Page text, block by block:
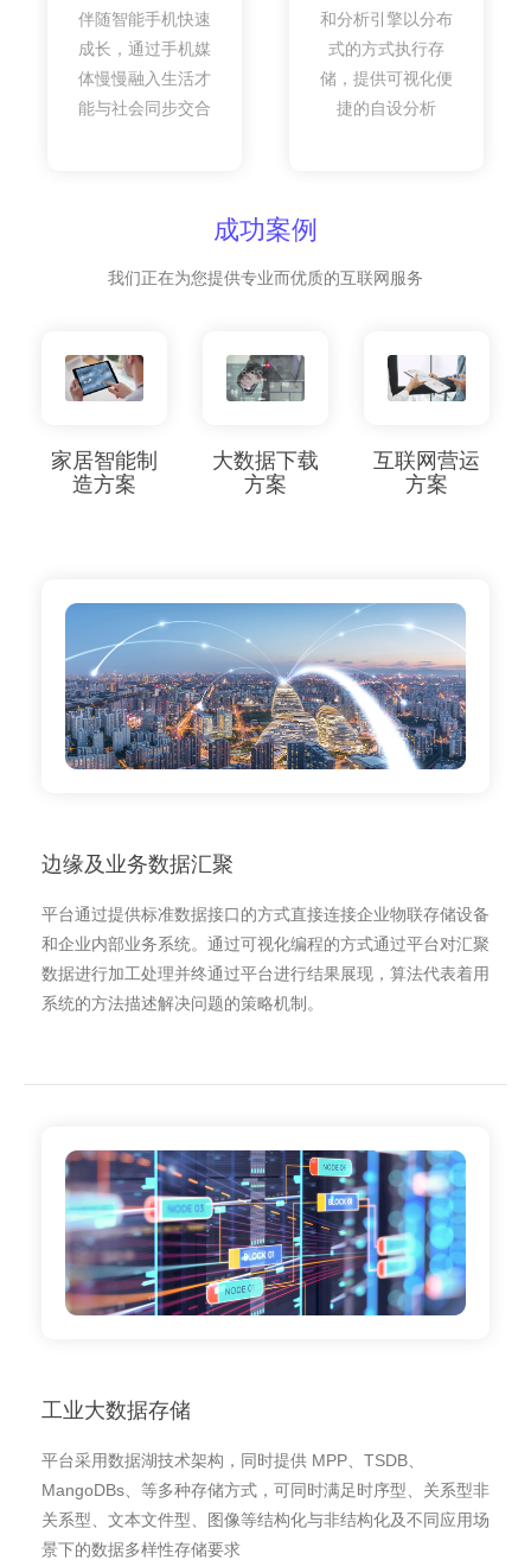
伴随智能手机快速
成长，通过手机媒
体慢慢融入生活才
能与社会同步交合
和分析引擎以分布
式的方式执行存
储，提供可视化便
捷的自设分析
成功案例
我们正在为您提供专业而优质的互联网服务
家居智能制
造方案
大数据下载
方案
互联网营运
方案
边缘及业务数据汇聚
平台通过提供标准数据接口的方式直接连接企业物联存储设备
和企业内部业务系统。通过可视化编程的方式通过平台对汇聚
数据进行加工处理并终通过平台进行结果展现，算法代表着用
系统的方法描述解决问题的策略机制。
工业大数据存储
平台采用数据湖技术架构，同时提供 MPP、TSDB、
MangoDBs、等多种存储方式，可同时满足时序型、关系型非
关系型、文本文件型、图像等结构化与非结构化及不同应用场
景下的数据多样性存储要求